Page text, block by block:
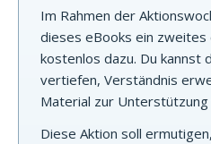
Im Rahmen der
dieses eBooks ein zweites
kostenlos dazu. Du kannst
vertiefen, Verständnis
Material zur Unterstützung
Diese Aktion soll